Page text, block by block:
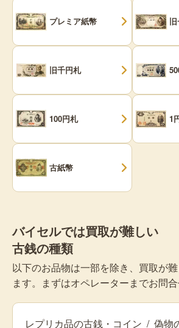
プレミア紙幣
旧千円札
100円札 1
古紙幣
バイセルでは買取が難しい
古銭の種類
以下のお品物は一部を除き、買取が
ます。まずはオペレーターまでお問合
レプリカ品の古銭・コイン / 偽物